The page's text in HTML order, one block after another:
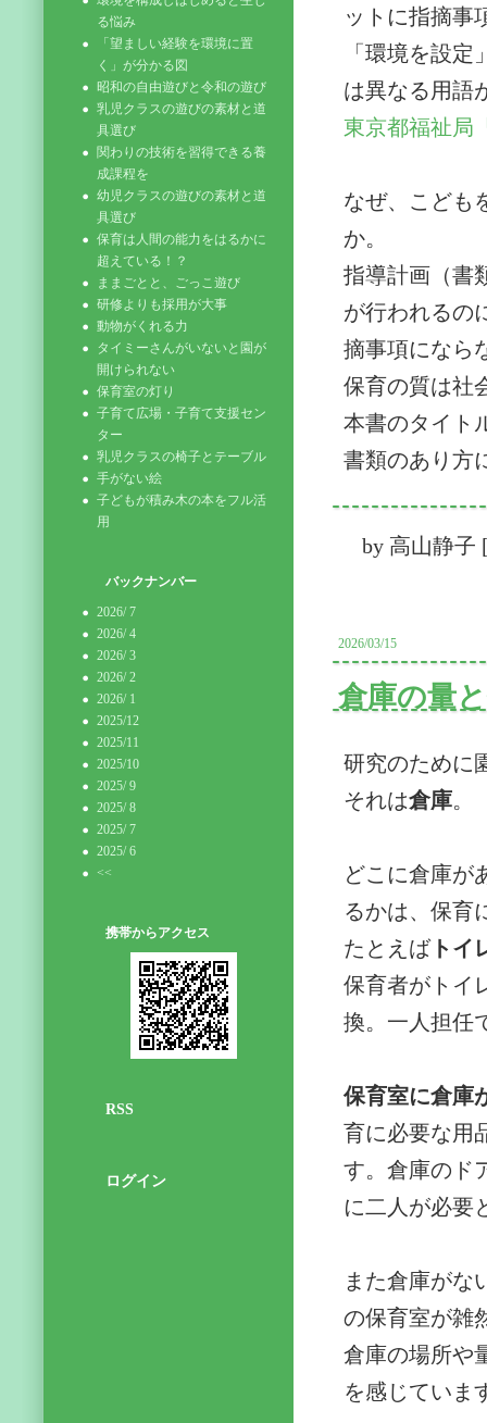
る悩み
「望ましい経験を環境に置
く」が分かる図
昭和の自由遊びと令和の遊び
乳児クラスの遊びの素材と道
具選び
関わりの技術を習得できる養
成課程を
幼児クラスの遊びの素材と道
具選び
保育は人間の能力をはるかに
超えている！？
ままごとと、ごっこ遊び
研修よりも採用が大事
動物がくれる力
タイミーさんがいないと園が
開けられない
保育室の灯り
子育て広場・子育て支援セン
ター
乳児クラスの椅子とテーブル
手がない絵
子どもが積み木の本をフル活
用
バックナンバー
2026/ 7
2026/ 4
2026/ 3
2026/ 2
2026/ 1
2025/12
2025/11
2025/10
2025/ 9
2025/ 8
2025/ 7
2025/ 6
<<
携帯からアクセス
RSS
ログイン
ットに指摘事
「環境を設
は異なる用語
東京都福祉局
なぜ、こども
か。
指導計画（書
が行われるの
摘事項になら
保育の質は社
本書のタイト
書類のあり方
by 高山静子
倉庫の量
2026/03/15
研究のために
それは倉庫。
どこに倉庫が
るかは、保育
たとえばトイ
保育者がトイ
換。一人担任
保育室に倉庫
育に必要な用
す。倉庫のド
に二人が必要
また倉庫がな
の保育室が雑
倉庫の場所や
を感じていま